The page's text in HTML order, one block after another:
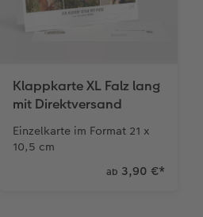
Klappkarte XL Falz lang
mit Direktversand
Einzelkarte im Format 21 x
10,5 cm
ab 3,90 €*